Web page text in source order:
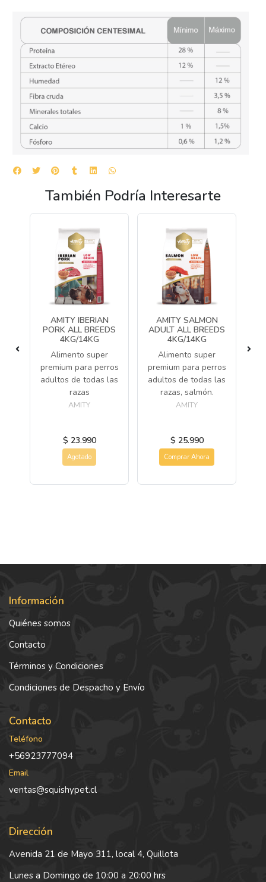
También Podría Interesarte
AMITY IBERIAN
PORK ALL BREEDS
4KG/14KG
Alimento super
premium para perros
adultos de todas las
razas
AMITY
$ 23.990
Agotado
AMITY SALMON
ADULT ALL BREEDS
4KG/14KG
Alimento super
premium para perros
adultos de todas las
razas, salmón.
AMITY
$ 25.990
Comprar Ahora
Información
Quiénes somos
Contacto
Términos y Condiciones
Condiciones de Despacho y Envío
Contacto
Teléfono
+56923777094
Email
ventas@squishypet.cl
Dirección
Avenida 21 de Mayo 311, local 4, Quillota
Lunes a Domingo de 10:00 a 20:00 hrs